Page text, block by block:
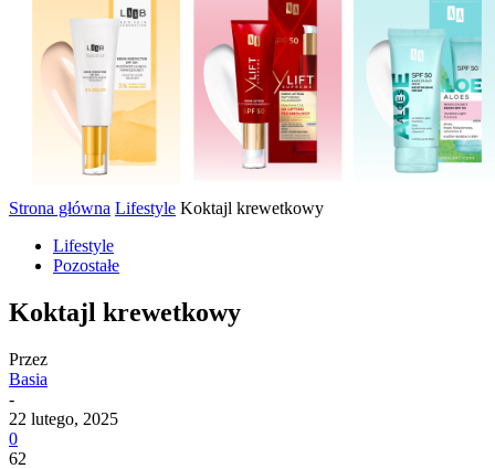
Strona główna Lifestyle Koktajl krewetkowy
Lifestyle
Pozostałe
Koktajl krewetkowy
Przez
Basia
-
22 lutego, 2025
0
62